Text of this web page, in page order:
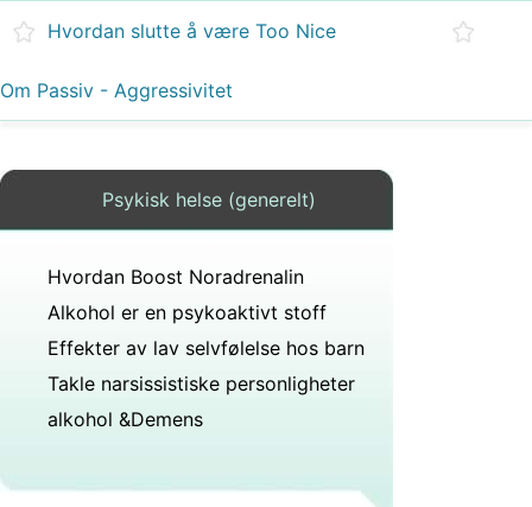
Hvordan slutte å være Too Nice
Om Passiv - Aggressivitet
Psykisk helse (generelt)
Hvordan Boost Noradrenalin
Alkohol er en psykoaktivt stoff
Effekter av lav selvfølelse hos barn
Takle narsissistiske personligheter
alkohol &Demens